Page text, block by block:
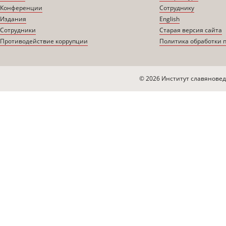
Конференции
Издания
Сотрудники
Противодействие коррупции
Сотруднику
English
Старая версия сайта
Политика обработки
© 2026 Институт